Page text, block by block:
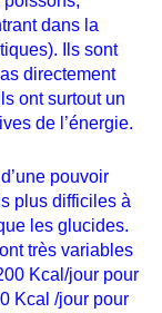
dans la
Ils sont
directement
ont surtout un
de l’énergie.
pouvoir
plus difficiles à
les glucides.
très variables
Kcal/jour pour
Kcal /jour pour